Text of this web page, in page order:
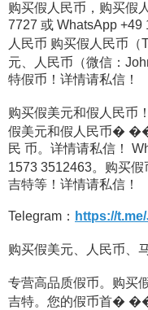
购买假人民币，购买假
7727 或 WhatsApp +49
人民币 购买假人民币
元、人民币（微信：
特假币！详情请私信！
购买假美元和假人民
假美元和假人民币�
民 币。详情请私信！
1573 3512463。购买
吉特等！详情请私信！
Telegram： https://
购买假美元、人民币、
专营高品质假币。购买
吉特。您的假币首�